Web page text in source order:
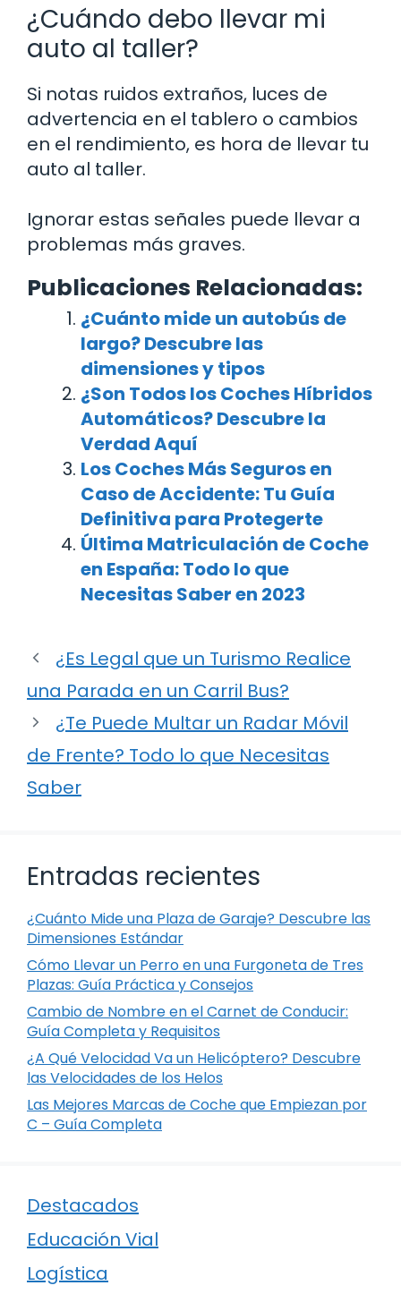
¿Cuándo debo llevar mi
auto al taller?
Si notas ruidos extraños, luces de
advertencia en el tablero o cambios
en el rendimiento, es hora de llevar tu
auto al taller.
Ignorar estas señales puede llevar a
problemas más graves.
Publicaciones Relacionadas:
¿Cuánto mide un autobús de
largo? Descubre las
dimensiones y tipos
¿Son Todos los Coches Híbridos
Automáticos? Descubre la
Verdad Aquí
Los Coches Más Seguros en
Caso de Accidente: Tu Guía
Definitiva para Protegerte
Última Matriculación de Coche
en España: Todo lo que
Necesitas Saber en 2023
¿Es Legal que un Turismo Realice
una Parada en un Carril Bus?
¿Te Puede Multar un Radar Móvil
de Frente? Todo lo que Necesitas
Saber
Entradas recientes
¿Cuánto Mide una Plaza de Garaje? Descubre las
Dimensiones Estándar
Cómo Llevar un Perro en una Furgoneta de Tres
Plazas: Guía Práctica y Consejos
Cambio de Nombre en el Carnet de Conducir:
Guía Completa y Requisitos
¿A Qué Velocidad Va un Helicóptero? Descubre
las Velocidades de los Helos
Las Mejores Marcas de Coche que Empiezan por
C – Guía Completa
Destacados
Educación Vial
Logística